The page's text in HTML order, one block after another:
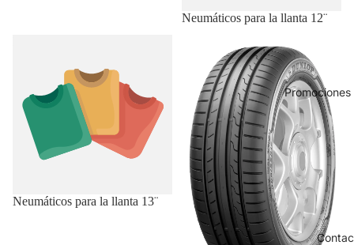
Neumáticos para la llanta 12¨
Neumáticos para la llanta 13¨